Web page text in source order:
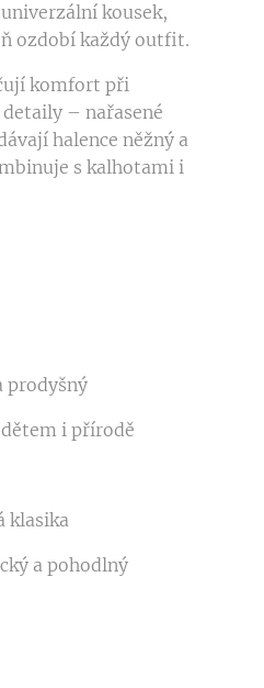
kousek,
ozdobí každý outfit.
komfort při
– nařasené
halence něžný a
s kalhotami i
prodyšný
i přírodě
klasika
a pohodlný